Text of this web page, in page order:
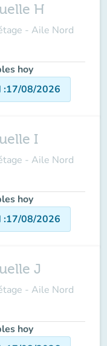
H
- Aile Nord
hoy
:17/08/2026
I
- Aile Nord
hoy
:17/08/2026
J
- Aile Nord
hoy